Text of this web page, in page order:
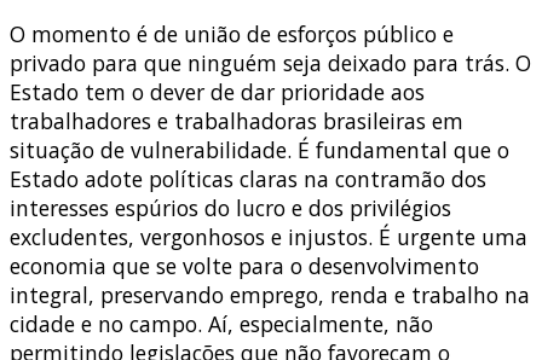
O momento é de união de esforços público e
privado para que ninguém seja deixado para trás. O
Estado tem o dever de dar prioridade aos
trabalhadores e trabalhadoras brasileiras em
situação de vulnerabilidade. É fundamental que o
Estado adote políticas claras na contramão dos
interesses espúrios do lucro e dos privilégios
excludentes, vergonhosos e injustos. É urgente uma
economia que se volte para o desenvolvimento
integral, preservando emprego, renda e trabalho na
cidade e no campo. Aí, especialmente, não
permitindo legislações que não favoreçam o